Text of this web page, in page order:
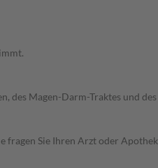
des Magen-Darm-Traktes und
Sie Ihren Arzt oder